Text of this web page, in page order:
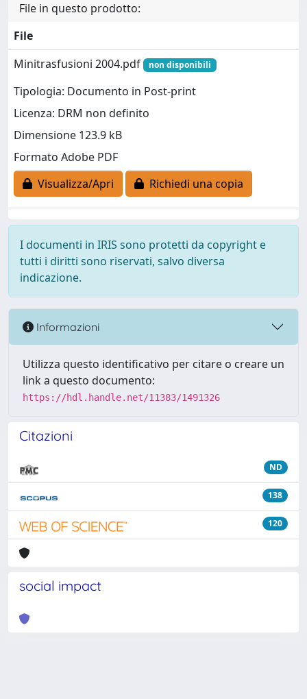
File in questo prodotto:
File
Minitrasfusioni 2004.pdf
non disponibili
Tipologia: Documento in Post-print
Licenza: DRM non definito
Dimensione 123.9 kB
Formato Adobe PDF
Visualizza/Apri
Richiedi una copia
I documenti in IRIS sono protetti da copyright e
tutti i diritti sono riservati, salvo diversa
indicazione.
Informazioni
Utilizza questo identificativo per citare o creare un
link a questo documento:
https://hdl.handle.net/11383/1491326
Citazioni
ND
138
120
social impact